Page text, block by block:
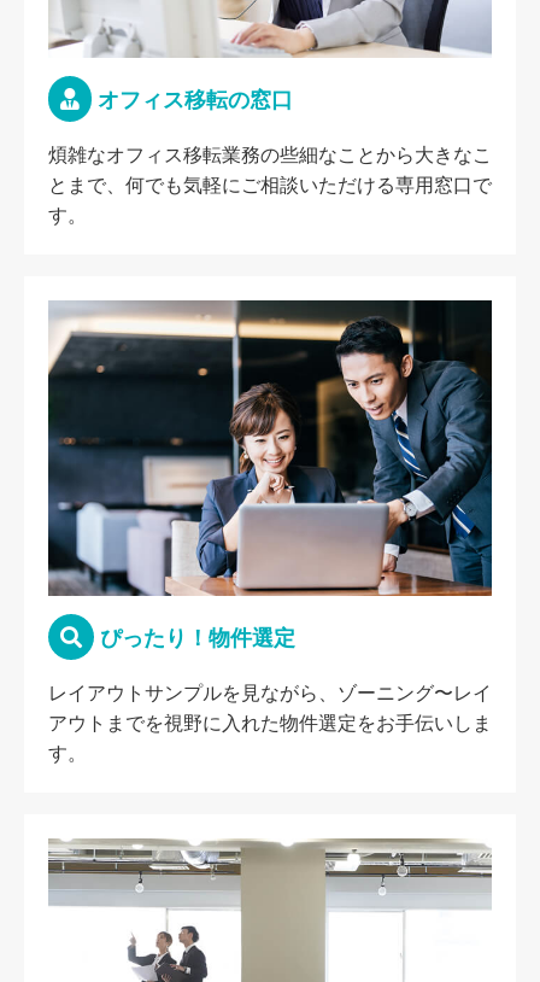
オフィス移転の窓口
煩雑なオフィス移転業務の些細なことから大きなこ
とまで、何でも気軽にご相談いただける専用窓口で
す。
ぴったり！物件選定
レイアウトサンプルを見ながら、ゾーニング〜レイ
アウトまでを視野に入れた物件選定をお手伝いしま
す。